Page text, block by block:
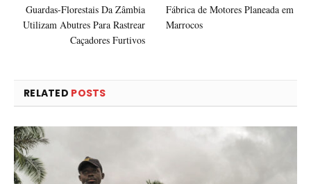
Guardas-Florestais Da Zâmbia
Utilizam Abutres Para Rastrear
Caçadores Furtivos
Fábrica de Motores Planeada em
Marrocos
RELATED POSTS